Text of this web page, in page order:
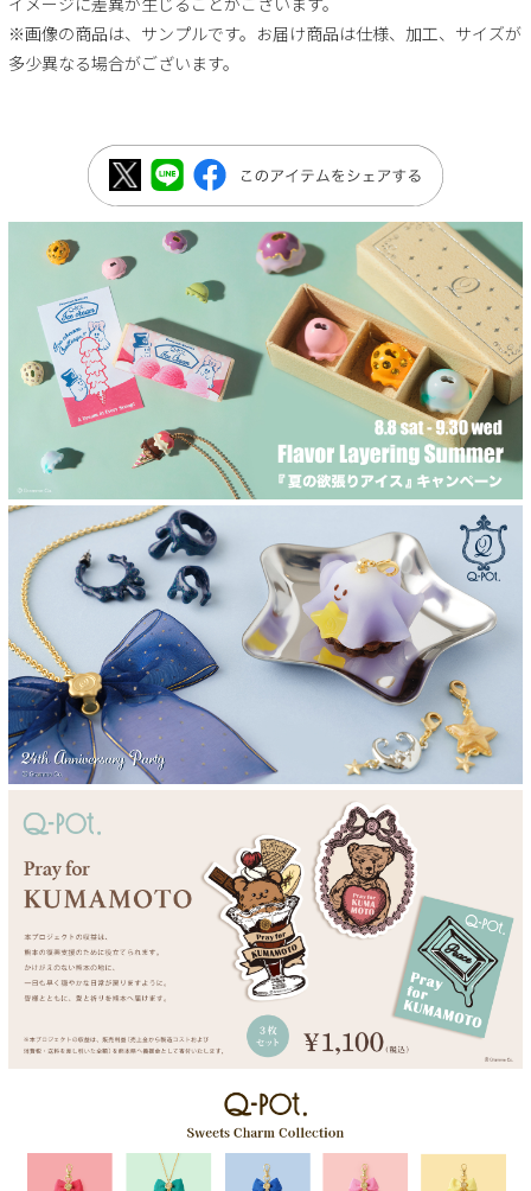
※画像の商品は、サンプルです。お届け商品は仕様、加工、サイズが
多少異なる場合がございます。